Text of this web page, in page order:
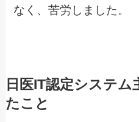
なく、苦労しました。
日医IT認定システム
たこと